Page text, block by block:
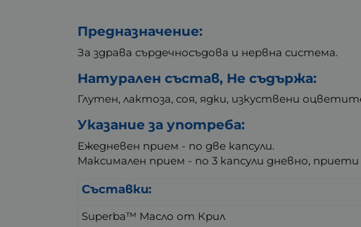
Предназначение:
За здрава сърдечносъдова и нервна система.
Натурален състав, Не съдържа:
Глутен, лактоза, соя, ядки, изкуствени
Указание за употреба:
Ежедневен прием - по две капсули.
Максимален прием - по 3 капсули дневно,
Съставки:
Superba™ Масло от Крил